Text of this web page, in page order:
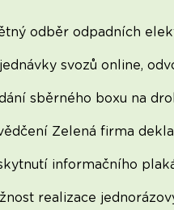
odběr odpadních
svozů online,
sběrného boxu na
Zelená firma
informačního
realizace